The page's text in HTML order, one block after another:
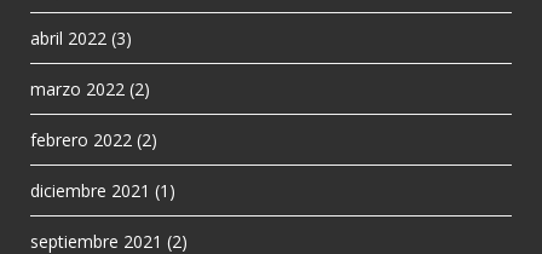
abril 2022 (3)
marzo 2022 (2)
febrero 2022 (2)
diciembre 2021 (1)
septiembre 2021 (2)